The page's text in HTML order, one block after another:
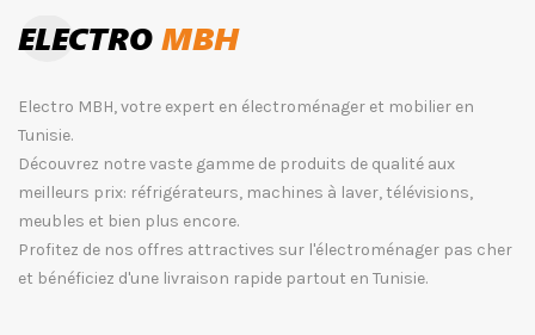
Electro MBH, votre expert en électroménager et mobilier en
Tunisie.
Découvrez notre vaste gamme de produits de qualité aux
meilleurs prix: réfrigérateurs, machines à laver, télévisions,
meubles et bien plus encore.
Profitez de nos offres attractives sur l'électroménager pas cher
et bénéficiez d'une livraison rapide partout en Tunisie.